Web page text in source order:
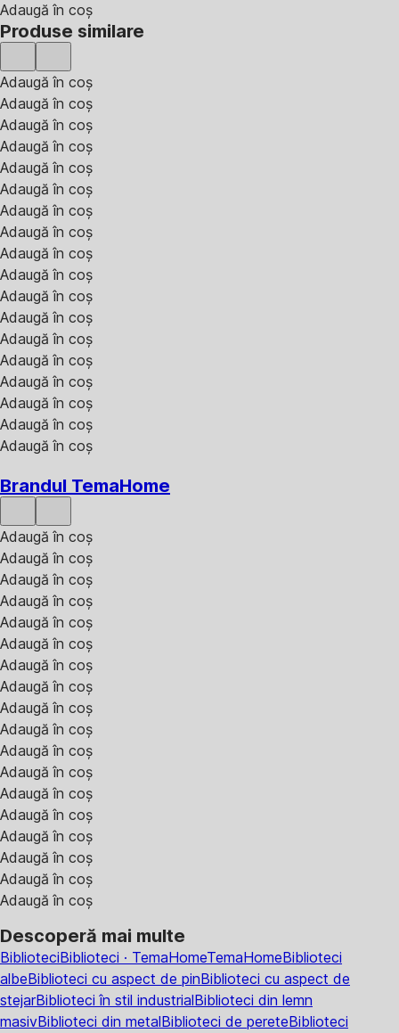
Adaugă în coș
Produse similare
Adaugă în coș
Adaugă în coș
Adaugă în coș
Adaugă în coș
Adaugă în coș
Adaugă în coș
Adaugă în coș
Adaugă în coș
Adaugă în coș
Adaugă în coș
Adaugă în coș
Adaugă în coș
Adaugă în coș
Adaugă în coș
Adaugă în coș
Adaugă în coș
Adaugă în coș
Adaugă în coș
Brandul TemaHome
Adaugă în coș
Adaugă în coș
Adaugă în coș
Adaugă în coș
Adaugă în coș
Adaugă în coș
Adaugă în coș
Adaugă în coș
Adaugă în coș
Adaugă în coș
Adaugă în coș
Adaugă în coș
Adaugă în coș
Adaugă în coș
Adaugă în coș
Adaugă în coș
Adaugă în coș
Adaugă în coș
Descoperă mai multe
BiblioteciBiblioteci · TemaHomeTemaHomeBiblioteci
albeBiblioteci cu aspect de pinBiblioteci cu aspect de
stejarBiblioteci în stil industrialBiblioteci din lemn
masivBiblioteci din metalBiblioteci de pereteBiblioteci